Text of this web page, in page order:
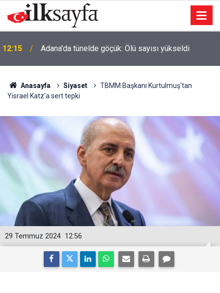
11:22 Güdül Kaymakamı evlendi, nikahı Ayık kıydı
Anasayfa Siyaset
TBMM Başkanı Kurtulmuş'tan
Yisrael Katz'a sert tepki
12:56
29 Temmuz 2024